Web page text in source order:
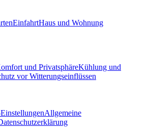
EinfahrtHaus und Wohnung
und PrivatsphäreKühlung und
vor Witterungseinflüssen
Allgemeine